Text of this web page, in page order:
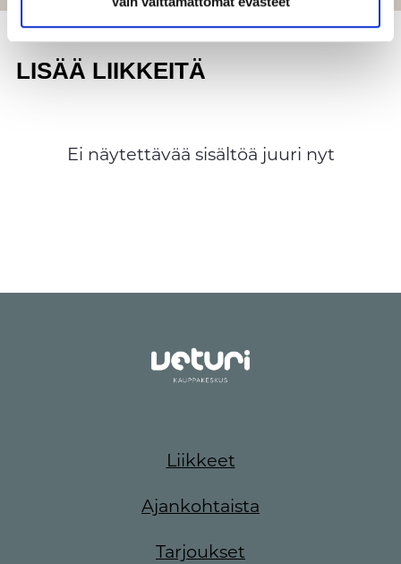
LISÄÄ LIIKKEITÄ
Ei näytettävää sisältöä juuri nyt
Liikkeet
Ajankohtaista
Tarjoukset